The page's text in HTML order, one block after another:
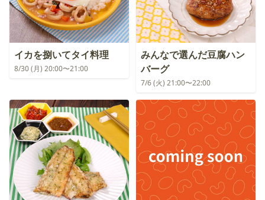
イカを捌いてタイ料理
8/30 (月) 20:00〜21:00
みんなで選んだ豆腐ハン
バーグ
7/6 (火) 21:00〜22:00